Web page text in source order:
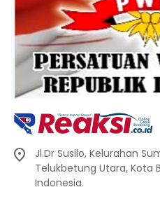
Jl.Dr Susilo, Kelurahan
Telukbetung Utara, Kota
Indonesia.